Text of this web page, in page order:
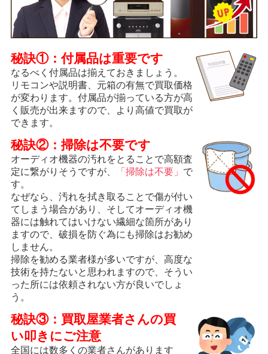
秘訣①：付属品は重要です
なるべく付属品は揃えておきましょう。
リモコンや説明書、元箱の有無で買取価格
が変わります。付属品が揃っている方が高
く販売が出来ますので、より高値で買取が
できます。
秘訣②：掃除は不要です
オーディオ機器の汚れをとることで高額査
定に繋がりそうですが、
「掃除は不要」 で
す。
なぜなら、汚れを拭き取ることで傷が付い
てしまう場合があり、そしてオーディオ機
器には触れてはいけない繊細な箇所があり
ますので、破損を防ぐ為にも掃除はお勧め
しません。
掃除を勧める業者様が多いですが、高度な
技術を持たないと思われますので、そうい
った所には依頼されない方が良いでしょ
う。
秘訣③：買取屋業者さんの買
い叩きにご注意
全国には数多くの業者さんがあります